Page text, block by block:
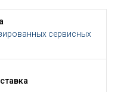
сервисных